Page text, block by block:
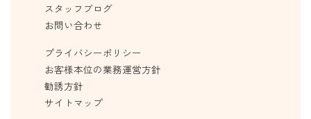
スタッフブログ
お問い合わせ
プライバシーポリシー
お客様本位の業務運営方針
勧誘方針
サイトマップ